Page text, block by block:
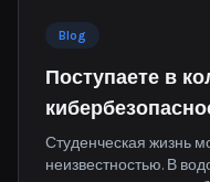
Blog
Поступаете в
году
Студенческая жизнь
неизвестностью. В